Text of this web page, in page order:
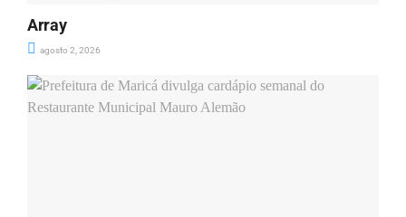
Array
agosto 2, 2026